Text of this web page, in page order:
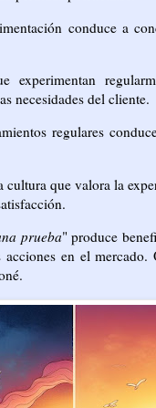
conduce a
experimentan
necesidades del cliente.
regulares
cultura que valora la
prueba" produce
en el